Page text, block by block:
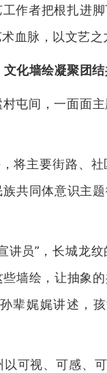
作者把根扎进
血脉，以文艺之
化墙绘凝聚团
屯间，一面面
将主要街路、
共同体意识主
讲员”，长城龙
墙绘，让抽象
辈娓娓讲述，
可视、可感、